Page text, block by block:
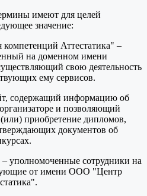
имеют для целей
значение:
Аттестатика" –
на доменном имени
свою деятельность
ему сервисов.
содержащий информацию об
и позволяющий
приобретение дипломов,
документов об
уполномоченные сотрудники на
от имени ООО "Центр